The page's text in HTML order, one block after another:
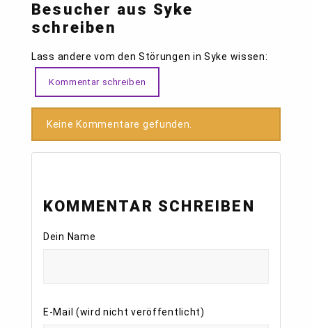
Besucher aus Syke
schreiben
Lass andere vom den Störungen in Syke wissen:
Kommentar schreiben
Keine Kommentare gefunden.
KOMMENTAR SCHREIBEN
Dein Name
E-Mail (wird nicht veröffentlicht)